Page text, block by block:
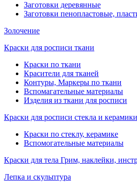
Заготовки деревянные
Заготовки пенопластовые,
Золочение
Краски для росписи ткани
Краски по ткани
Красители для тканей
Контуры, Маркеры по ткани
Вспомагательные материалы
Изделия из ткани для росписи
Краски для росписи стекла и керамики
Краски по стеклу, керамике
Вспомогательные материалы
Краски для тела Грим, наклейки,
Лепка и скульптура